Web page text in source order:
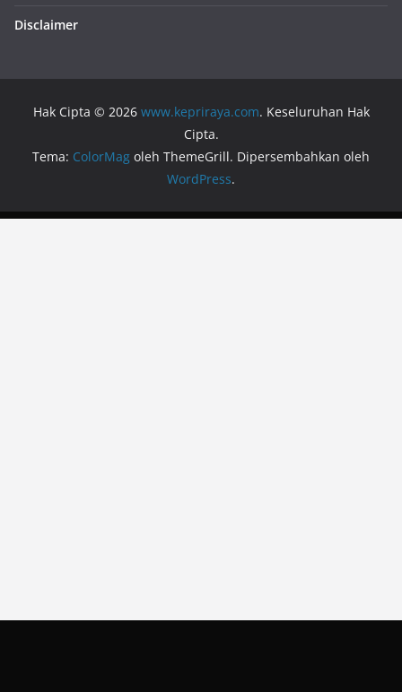
Disclaimer
Hak Cipta © 2026 www.kepriraya.com. Keseluruhan Hak
Cipta.
Tema: ColorMag oleh ThemeGrill. Dipersembahkan oleh
WordPress.